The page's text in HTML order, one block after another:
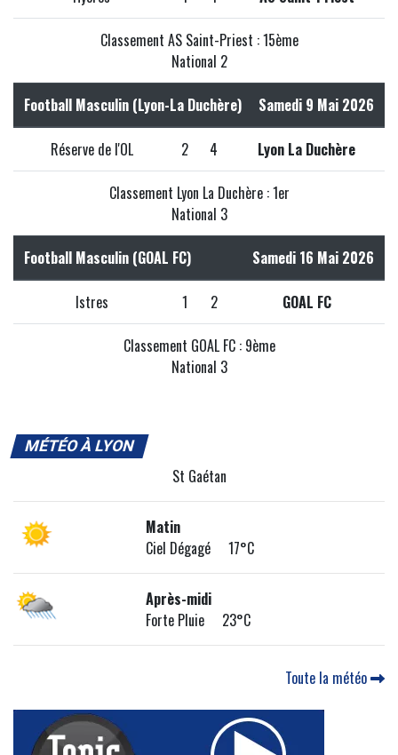
Classement AS Saint-Priest : 15ème
National 2
Football Masculin (Lyon-La Duchère) Samedi 9 Mai 2026
Réserve de l'OL 2 4 Lyon La Duchère
Classement Lyon La Duchère : 1er
National 3
Football Masculin (GOAL FC) Samedi 16 Mai 2026
Istres 1 2 GOAL FC
Classement GOAL FC : 9ème
National 3
MÉTÉO À LYON
St Gaétan
Matin
Ciel Dégagé 17°C
Après-midi
Forte Pluie 23°C
Toute la météo